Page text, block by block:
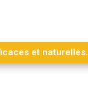
et naturelles.